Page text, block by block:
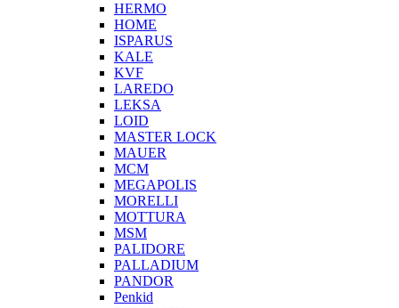
HERMO
HOMЕ
ISPARUS
KALE
KVF
LAREDO
LEKSA
LOID
MASTER LOCK
MAUER
MCM
MEGAPOLIS
MORELLI
MOTTURA
MSM
PALIDORE
PALLADIUM
PANDOR
Penkid